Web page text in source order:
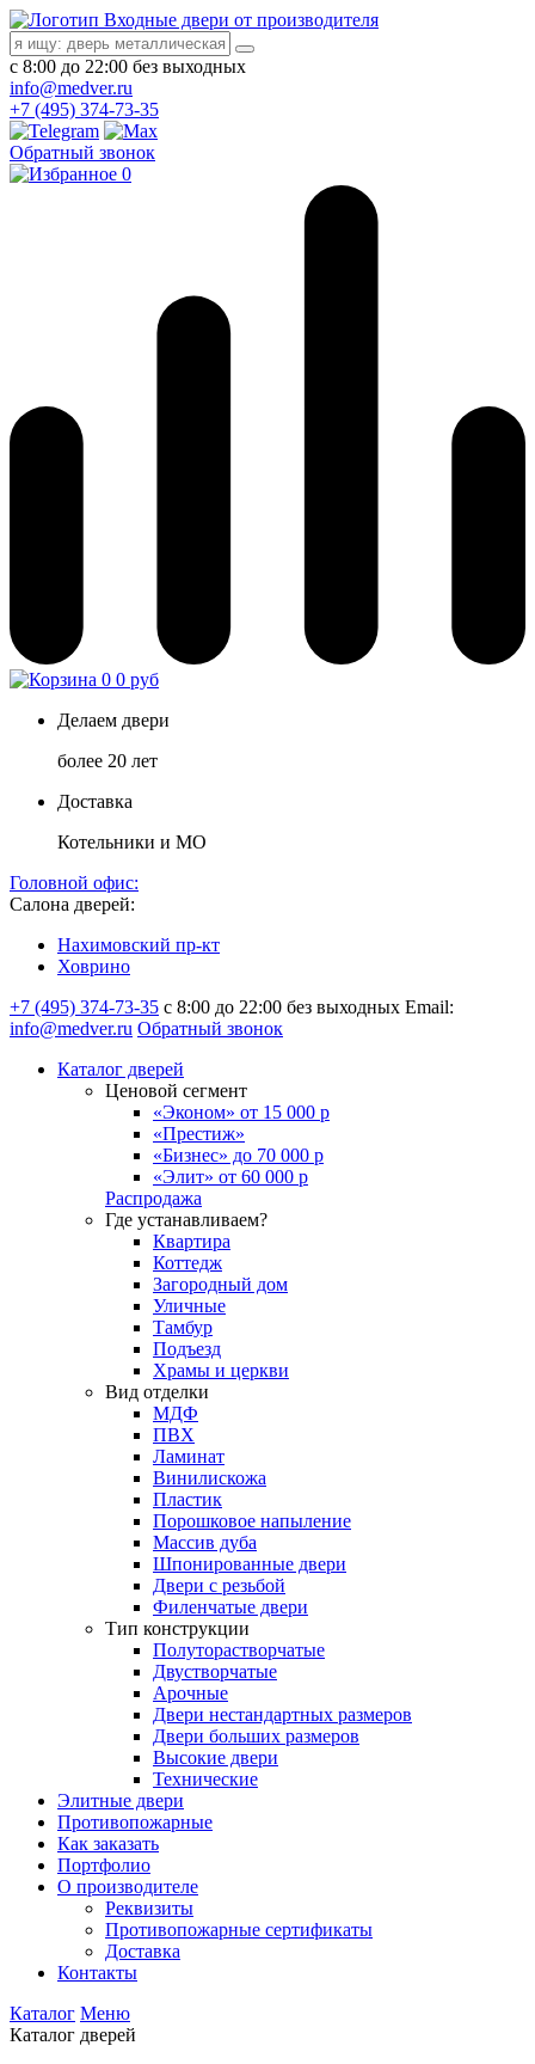
Входные двери от производителя
с 8:00 до 22:00 без выходных
info@medver.ru
+7 (495) 374-73-35
Обратный звонок
0
0 0 руб
Делаем двери
более 20 лет
Доставка
Котельники и МО
Головной офис:
Салона дверей:
Нахимовский пр-кт
Ховрино
+7 (495) 374-73-35 с 8:00 до 22:00 без выходных Email:
info@medver.ru Обратный звонок
Каталог дверей
Ценовой сегмент
«Эконом» от 15 000 р
«Престиж»
«Бизнес» до 70 000 р
«Элит» от 60 000 р
Распродажа
Где устанавливаем?
Квартира
Коттедж
Загородный дом
Уличные
Тамбур
Подъезд
Храмы и церкви
Вид отделки
МДФ
ПВХ
Ламинат
Винилискожа
Пластик
Порошковое напыление
Массив дуба
Шпонированные двери
Двери с резьбой
Филенчатые двери
Тип конструкции
Полуторастворчатые
Двустворчатые
Арочные
Двери нестандартных размеров
Двери больших размеров
Высокие двери
Технические
Элитные двери
Противопожарные
Как заказать
Портфолио
О производителе
Реквизиты
Противопожарные сертификаты
Доставка
Контакты
Каталог Меню
Каталог дверей